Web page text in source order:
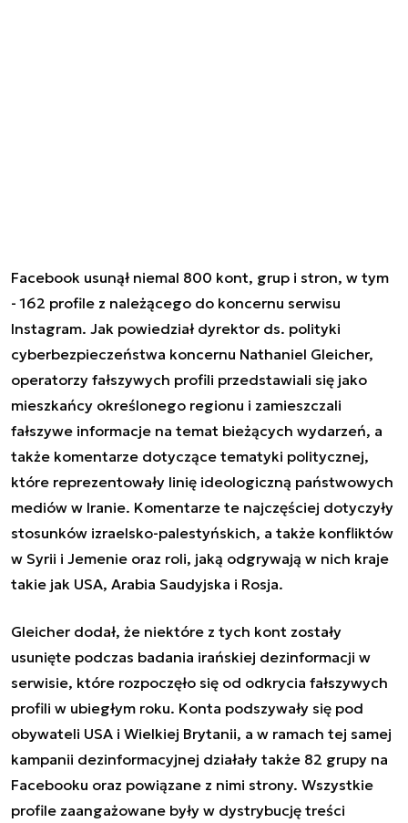
Facebook usunął niemal 800 kont, grup i stron, w tym
- 162 profile z należącego do koncernu serwisu
Instagram. Jak powiedział dyrektor ds. polityki
cyberbezpieczeństwa koncernu Nathaniel Gleicher,
operatorzy fałszywych profili przedstawiali się jako
mieszkańcy określonego regionu i zamieszczali
fałszywe informacje na temat bieżących wydarzeń, a
także komentarze dotyczące tematyki politycznej,
które reprezentowały linię ideologiczną państwowych
mediów w Iranie. Komentarze te najczęściej dotyczyły
stosunków izraelsko-palestyńskich, a także konfliktów
w Syrii i Jemenie oraz roli, jaką odgrywają w nich kraje
takie jak USA, Arabia Saudyjska i Rosja.
Gleicher dodał, że niektóre z tych kont zostały
usunięte podczas badania irańskiej dezinformacji w
serwisie, które rozpoczęło się od odkrycia fałszywych
profili w ubiegłym roku. Konta podszywały się pod
obywateli USA i Wielkiej Brytanii, a w ramach tej samej
kampanii dezinformacyjnej działały także 82 grupy na
Facebooku oraz powiązane z nimi strony. Wszystkie
profile zaangażowane były w dystrybucję treści